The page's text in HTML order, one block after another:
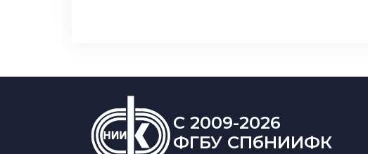
C 2009-2026
ФГБУ СПбНИИФК